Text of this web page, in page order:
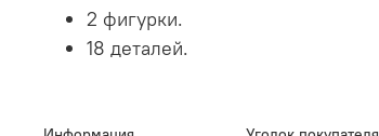
2 фигурки.
18 деталей.